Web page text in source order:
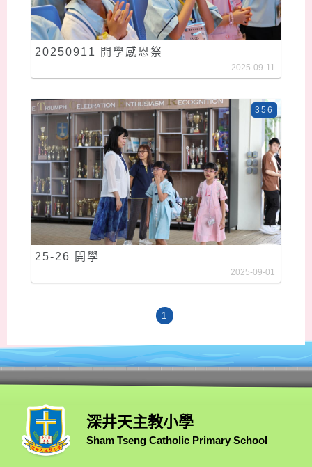
20250911 開學感恩祭
2025-09-11
25-26 開學
356
2025-09-01
1
深井天主教小學
Sham Tseng Catholic Primary School